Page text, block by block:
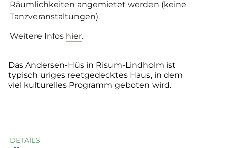
Räumlichkeiten angemietet werden (keine
Tanzveranstaltungen).
Weitere Infos hier.
Das Andersen-Hüs in Risum-Lindholm ist
typisch uriges reetgedecktes Haus, in dem
viel kulturelles Programm geboten wird.
DETAILS